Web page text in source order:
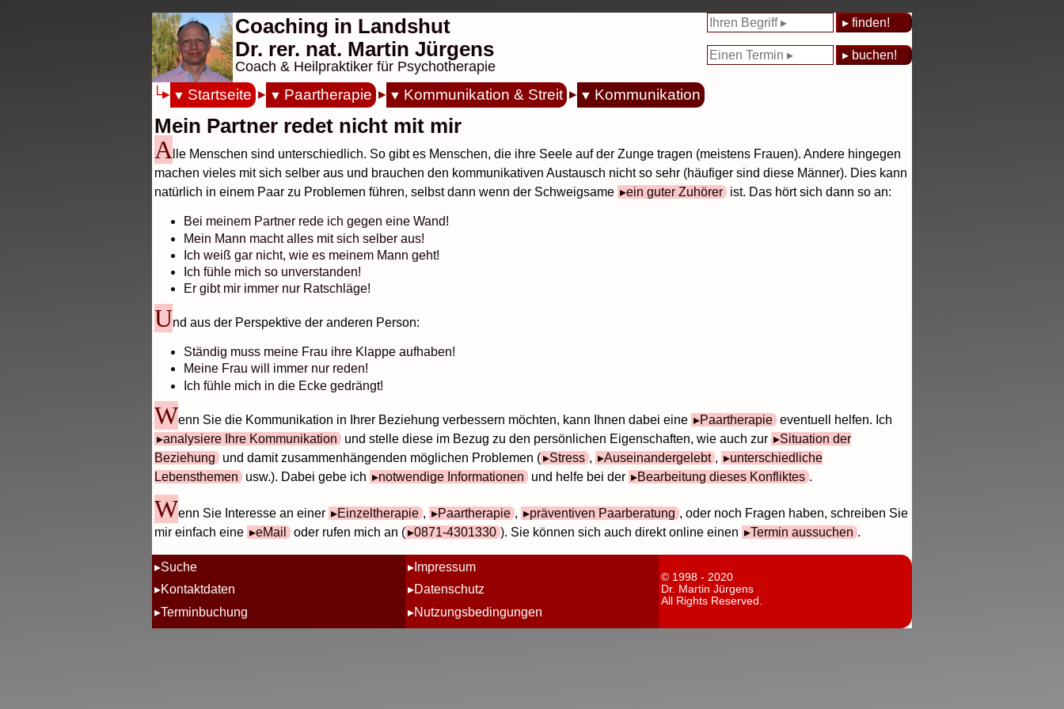
Coaching in Landshut
Dr. rer. nat. Martin Jürgens
Coach & Heilpraktiker für Psychotherapie
Startseite Paartherapie Kommunikation & Streit Kommunikation
Mein Partner redet nicht mit mir
A lle Menschen sind unterschiedlich. So gibt es Menschen, die ihre Seele auf der Zunge tragen (meistens Frauen). Andere hingegen
machen vieles mit sich selber aus und brauchen den kommunikativen Austausch nicht so sehr (häufiger sind diese Männer). Dies kann
natürlich in einem Paar zu Problemen führen, selbst dann wenn der Schweigsame
ein guter Zuhörer ist. Das hört sich dann so an:
Bei meinem Partner rede ich gegen eine Wand!
Mein Mann macht alles mit sich selber aus!
Ich weiß gar nicht, wie es meinem Mann geht!
Ich fühle mich so unverstanden!
Er gibt mir immer nur Ratschläge!
Und aus der Perspektive der anderen Person:
Ständig muss meine Frau ihre Klappe aufhaben!
Meine Frau will immer nur reden!
Ich fühle mich in die Ecke gedrängt!
Wenn Sie die Kommunikation in Ihrer Beziehung verbessern möchten, kann Ihnen dabei eine Paartherapie eventuell helfen. Ich
analysiere Ihre Kommunikation
und stelle diese im Bezug zu den persönlichen Eigenschaften, wie auch zur
Situation der
Beziehung und damit zusammenhängenden möglichen Problemen ( Stress , Auseinandergelebt ,
unterschiedliche
Lebensthemen usw.). Dabei gebe ich notwendige Informationen und helfe bei der Bearbeitung dieses Konfliktes .
Wenn Sie Interesse an einer Einzeltherapie , Paartherapie , präventiven Paarberatung , oder noch Fragen haben, schreiben Sie
mir einfach eine
eMail oder rufen mich an ( 0871-4301330 ). Sie können sich auch direkt online einen Termin aussuchen .
Suche
Kontaktdaten
Terminbuchung
Impressum
Datenschutz
Nutzungsbedingungen
© 1998 - 2020
Dr. Martin Jürgens
All Rights Reserved.